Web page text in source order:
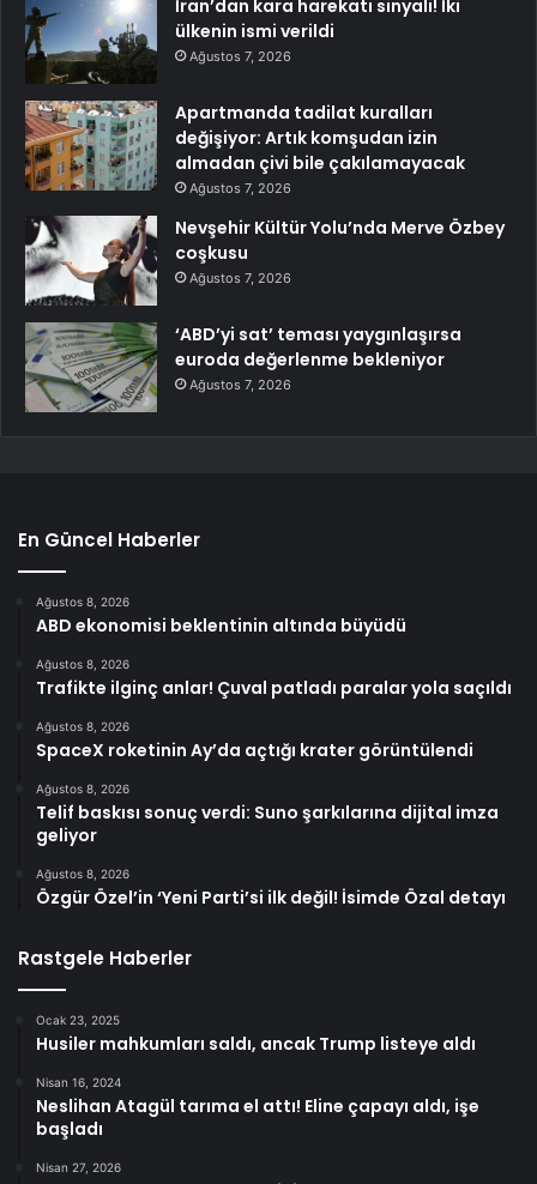
İran’dan kara harekatı sinyali! İki
ülkenin ismi verildi
Ağustos 7, 2026
Apartmanda tadilat kuralları
değişiyor: Artık komşudan izin
almadan çivi bile çakılamayacak
Ağustos 7, 2026
Nevşehir Kültür Yolu’nda Merve Özbey
coşkusu
Ağustos 7, 2026
‘ABD’yi sat’ teması yaygınlaşırsa
euroda değerlenme bekleniyor
Ağustos 7, 2026
En Güncel Haberler
Ağustos 8, 2026
ABD ekonomisi beklentinin altında büyüdü
Ağustos 8, 2026
Trafikte ilginç anlar! Çuval patladı paralar yola saçıldı
Ağustos 8, 2026
SpaceX roketinin Ay’da açtığı krater görüntülendi
Ağustos 8, 2026
Telif baskısı sonuç verdi: Suno şarkılarına dijital imza
geliyor
Ağustos 8, 2026
Özgür Özel’in ‘Yeni Parti’si ilk değil! İsimde Özal detayı
Rastgele Haberler
Ocak 23, 2025
Husiler mahkumları saldı, ancak Trump listeye aldı
Nisan 16, 2024
Neslihan Atagül tarıma el attı! Eline çapayı aldı, işe
başladı
Nisan 27, 2026